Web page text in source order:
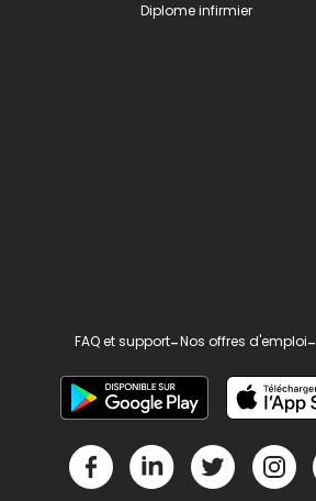
Diplome infirmier
FAQ et support-Nos offres d'emploi-